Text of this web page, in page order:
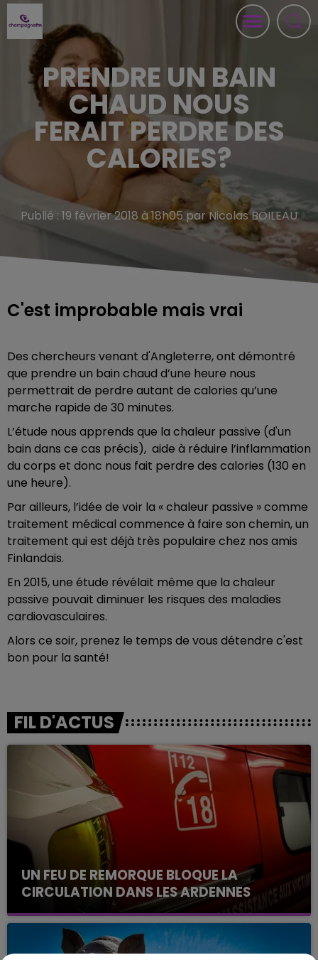
PRENDRE UN BAIN
CHAUD NOUS
FERAIT PERDRE DES
CALORIES?
Publié : 19 février 2018 à 18h05 par Nicolas BOILEAU
C'est improbable mais vrai
Des chercheurs venant d'Angleterre, ont démontré
que prendre un bain chaud d’une heure nous
permettrait de perdre autant de calories qu’une
marche rapide de 30 minutes.
L’étude nous apprends que la chaleur passive (d'un
bain dans ce cas précis), aide à réduire l’inflammation
du corps et donc nous fait perdre des calories (130 en
une heure).
Par ailleurs, l’idée de voir la « chaleur passive » comme
traitement médical commence à faire son chemin, un
traitement qui est déjà très populaire chez nos amis
Finlandais.
En 2015, une étude révélait même que la chaleur
passive pouvait diminuer les risques des maladies
cardiovasculaires.
Alors ce soir, prenez le temps de vous détendre c'est
bon pour la santé!
FIL D'ACTUS
UN FEU DE REMORQUE BLOQUE LA
CIRCULATION DANS LES ARDENNES
Un feu de remorque s'est déclaré ce mercredi en
fin de matinée sur l'A34.